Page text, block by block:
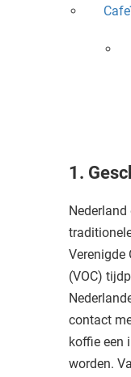
1.
Nederland
Verenigde
(VOC)
contact
koffie een
worden.